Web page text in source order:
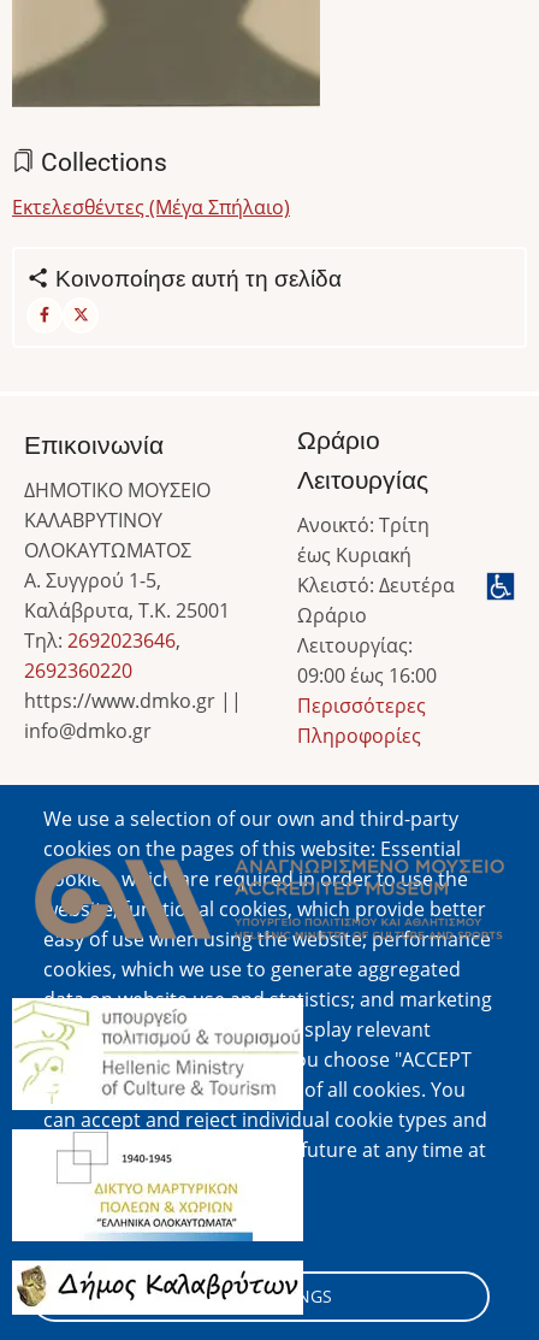
Collections
Εκτελεσθέντες (Μέγα Σπήλαιο)
Κοινοποίησε αυτή τη σελίδα
We use a selection of our own and third-party
cookies on the pages of this website: Essential
cookies, which are required in order to use the
website; functional cookies, which provide better
easy of use when using the website; performance
cookies, which we use to generate aggregated
data on website use and statistics; and marketing
cookies, which are used to display relevant
content and advertising. If you choose "ACCEPT
ALL", you consent to the use of all cookies. You
can accept and reject individual cookie types and
revoke your consent for the future at any time at
"Settings".
Cookie documentation
COOKIE SETTINGS
Επικοινωνία
ΔΗΜΟΤΙΚΟ ΜΟΥΣΕΙΟ
ΚΑΛΑΒΡΥΤΙΝΟΥ
ΟΛΟΚΑΥΤΩΜΑΤΟΣ
Α. Συγγρού 1-5,
Καλάβρυτα, Τ.Κ. 25001
Τηλ: 2692023646,
2692360220
https://www.dmko.gr ||
info@dmko.gr
Ωράριο
Λειτουργίας
Ανοικτό: Τρίτη
έως Κυριακή
Κλειστό: Δευτέρα
Ωράριο
Λειτουργίας:
09:00 έως 16:00
Περισσότερες
Πληροφορίες
Image
Image
Image
Image